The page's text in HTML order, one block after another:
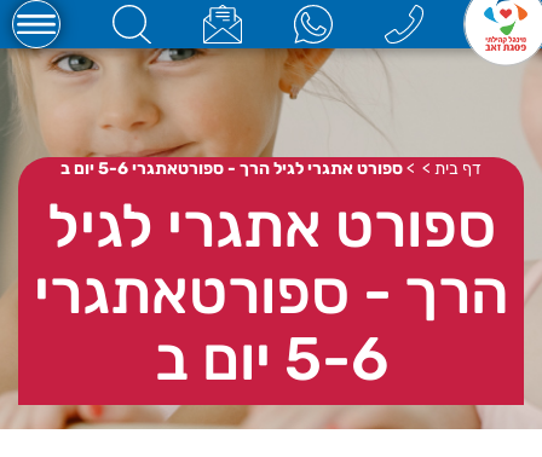
דף בית >
>ספורט אתגרי לגיל הרך - ספורטאתגרי 5-6 יום ב
ספורט אתגרי לגיל
הרך - ספורטאתגרי
5-6 יום ב